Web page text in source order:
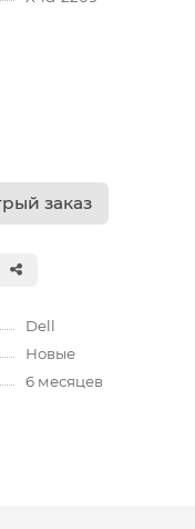
заказ
Dell
Новые
6 месяцев